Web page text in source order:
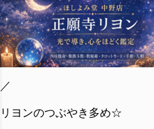
／
リヨンのつぶやき多め☆